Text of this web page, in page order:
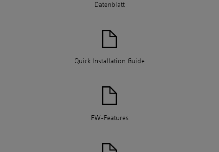
Datenblatt
Quick Installation Guide
FW-Features